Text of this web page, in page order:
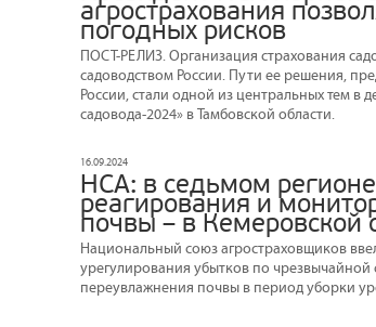
агрострахования
погодных рисков
ПОСТ-РЕЛИЗ. Организация страхования
садоводством России. Пути ее решения,
России, стали одной из центральных тем в
садовода-2024» в Тамбовской области.
16.09.2024
НСА: в седьмом
реагирования и
почвы – в Кемеровской
Национальный союз агростраховщиков
урегулирования убытков по
переувлажнения почвы в период уборки